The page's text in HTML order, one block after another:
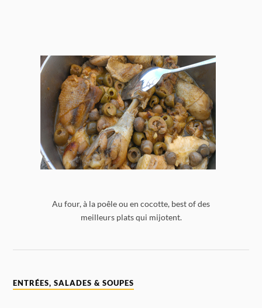
Au four, à la poêle ou en cocotte, best of des
meilleurs plats qui mijotent.
ENTRÉES, SALADES & SOUPES